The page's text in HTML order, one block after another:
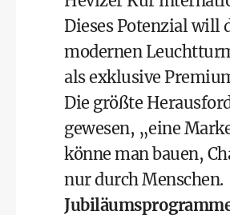
Dieses Potenzial will
modernen
als exklusive
Die größte
gewesen, „eine
könne man bauen,
nur durch Menschen.